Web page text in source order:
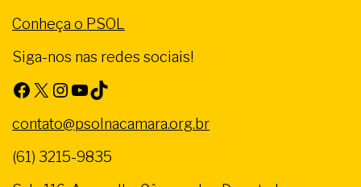
Conheça o PSOL
Siga-nos nas redes sociais!
Facebook X Instagram Youtube TikTok
contato@psolnacamara.org.br
(61) 3215-9835